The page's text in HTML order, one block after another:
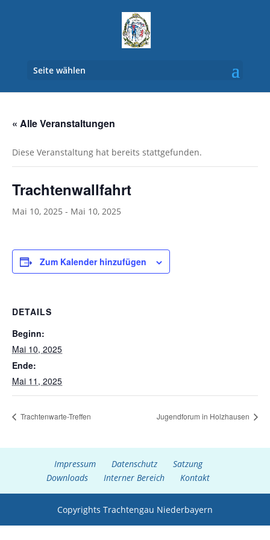
Seite wählen
« Alle Veranstaltungen
Diese Veranstaltung hat bereits stattgefunden.
Trachtenwallfahrt
Mai 10, 2025 - Mai 10, 2025
Zum Kalender hinzufügen
DETAILS
Beginn:
Mai 10, 2025
Ende:
Mai 11, 2025
Trachtenwarte-Treffen Jugendforum in Holzhausen
Impressum Datenschutz
Satzung
Downloads
Interner Bereich Kontakt
Copyrights Trachtengau Niederbayern